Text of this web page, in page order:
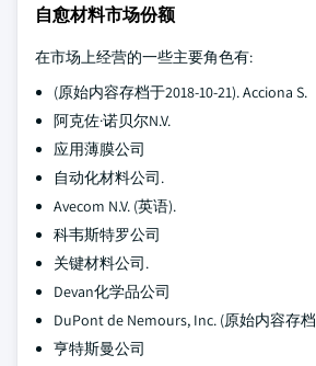
自愈材料市场份额
在市场上经营的一些主要角色有:
(原始内容存档于2018-10-21). Acciona S.
阿克佐·诺贝尔N.V.
应用薄膜公司
自动化材料公司.
Avecom N.V. (英语).
科韦斯特罗公司
关键材料公司.
Devan化学品公司
DuPont de Nemours, Inc. (原始内容存档
亨特斯曼公司